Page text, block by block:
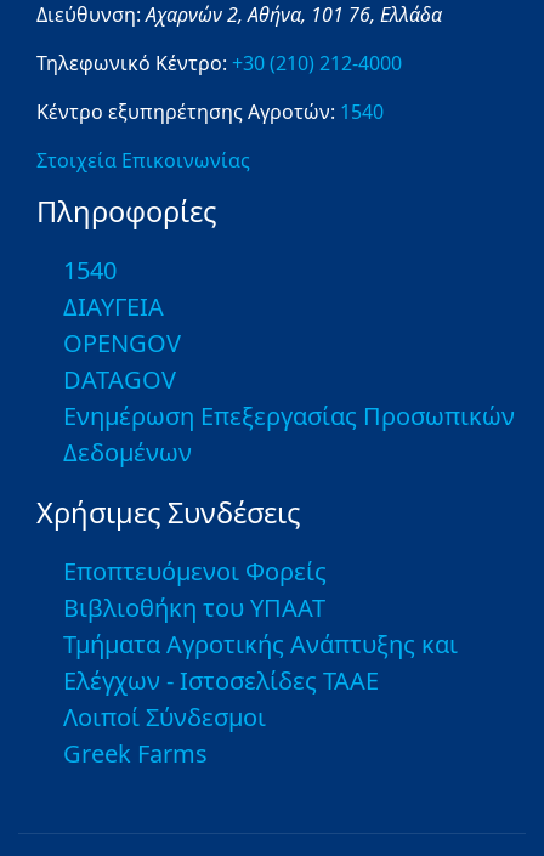
Διεύθυνση:Αχαρνών 2,Αθήνα, 101 76, Ελλάδα
Τηλεφωνικό Κέντρο: +30 (210) 212-4000
Κέντρο εξυπηρέτησης Αγροτών: 1540
Στοιχεία Επικοινωνίας
Πληροφορίες
1540
ΔΙΑΥΓΕΙΑ
OPENGOV
DATAGOV
Ενημέρωση Επεξεργασίας Προσωπικών
Δεδομένων
Χρήσιμες Συνδέσεις
Εποπτευόμενοι Φορείς
Βιβλιοθήκη του ΥΠΑΑΤ
Τμήματα Αγροτικής Ανάπτυξης και
Ελέγχων - Ιστοσελίδες ΤΑΑΕ
Λοιποί Σύνδεσμοι
Greek Farms